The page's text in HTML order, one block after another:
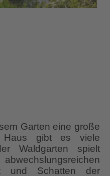
Garten eine große
gibt es viele
Waldgarten spielt
und Schatten der